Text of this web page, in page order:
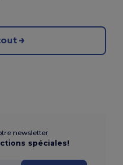
newsletter
spéciales!